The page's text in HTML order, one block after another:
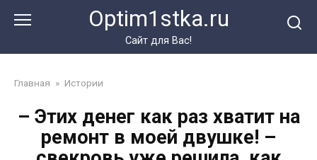
Optim1stka.ru
Сайт для Вас!
Главная » Истории
– Этих денег как раз хватит на
ремонт в моей двушке! –